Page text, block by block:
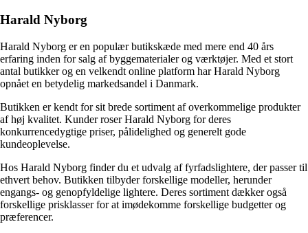
Harald Nyborg
Harald Nyborg er en populær butikskæde med mere end 40 års
erfaring inden for salg af byggematerialer og værktøjer. Med et stort
antal butikker og en velkendt online platform har Harald Nyborg
opnået en betydelig markedsandel i Danmark.
Butikken er kendt for sit brede sortiment af overkommelige produkter
af høj kvalitet. Kunder roser Harald Nyborg for deres
konkurrencedygtige priser, pålidelighed og generelt gode
kundeoplevelse.
Hos Harald Nyborg finder du et udvalg af fyrfadslightere, der passer til
ethvert behov. Butikken tilbyder forskellige modeller, herunder
engangs- og genopfyldelige lightere. Deres sortiment dækker også
forskellige prisklasser for at imødekomme forskellige budgetter og
præferencer.